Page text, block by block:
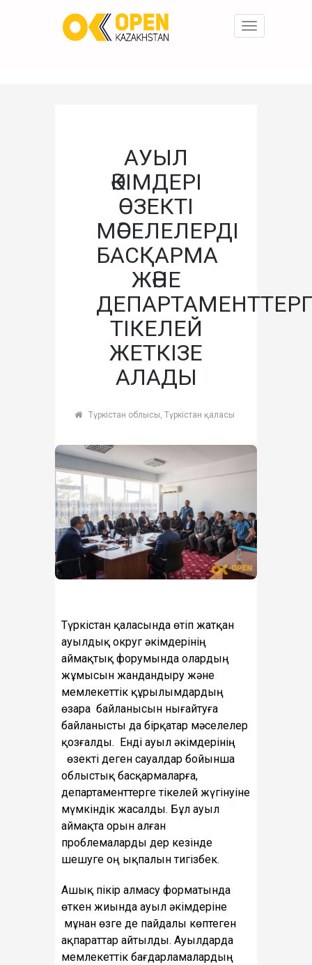
Toggle
АУЫЛ
ӘКІМДЕРІ
ӨЗЕКТІ
МӘСЕЛЕЛЕРДІ
БАСҚАРМА
ЖӘНЕ
ТІКЕЛЕЙ
ЖЕТКІЗЕ
АЛАДЫ
Түркістан облысы, Түркістан қаласы
Түркістан қаласында өтіп жатқан
ауылдық округ әкімдерінің
аймақтық форумында олардың
жұмысын жандандыру және
мемлекеттік құрылымдардың
өзара байланысын нығайтуға
байланысты да бірқатар мәселелер
қозғалды. Енді ауыл әкімдерінің
өзекті деген сауалдар бойынша
облыстық басқармаларға,
департаменттерге тікелей жүгінуіне
мүмкіндік жасалды. Бұл ауыл
аймақта орын алған
проблемаларды дер кезінде
шешуге оң ықпалын тигізбек.
Ашық пікір алмасу форматында
өткен жиында ауыл әкімдеріне
мұнан өзге де пайдалы көптеген
ақпараттар айтылды. Ауылдарда
мемлекеттік бағдарламалардың